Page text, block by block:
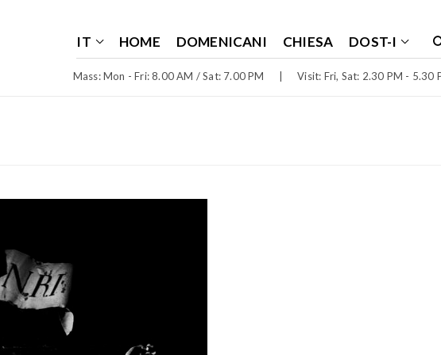
Mass: Mon - Fri: 8.00 AM / Sat: 7.00 PM Visit: Fri, Sat: 2.30 PM - 5.30
IT HOME DOMENICANI CHIESA DOST-I